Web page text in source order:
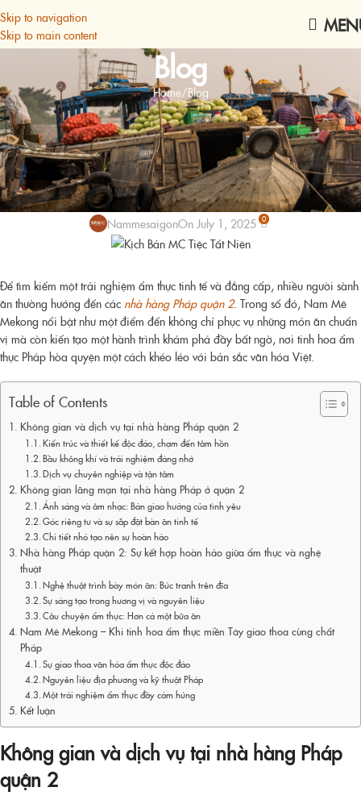
Skip to navigation
Skip to main content
Blog
Home Blog
BLOG,TIN TỨC CHUNG
Nhà hàng Pháp Quận 2 và hành
trình ẩm thực Mekong độc đáo tại
Nam Mê
NammesaigonOn July 1, 2025 0
Để tìm kiếm một trải nghiệm ẩm thực tinh tế và đẳng cấp, nhiều người sành
ăn thường hướng đến các nhà hàng Pháp quận 2. Trong số đó, Nam Mê
Mekong nổi bật như một điểm đến không chỉ phục vụ những món ăn chuẩn
vị mà còn kiến tạo một hành trình khám phá đầy bất ngờ, nơi tinh hoa ẩm
thực Pháp hòa quyện một cách khéo léo với bản sắc văn hóa Việt.
Table of Contents
Không gian và dịch vụ tại nhà hàng Pháp quận 2
Kiến trúc và thiết kế độc đáo, chạm đến tâm hồn
Bầu không khí và trải nghiệm đáng nhớ
Dịch vụ chuyên nghiệp và tận tâm
Không gian lãng mạn tại nhà hàng Pháp ở quận 2
Ánh sáng và âm nhạc: Bản giao hưởng của tình yêu
Góc riêng tư và sự sắp đặt bàn ăn tinh tế
Chi tiết nhỏ tạo nên sự hoàn hảo
Nhà hàng Pháp quận 2: Sự kết hợp hoàn hảo giữa ẩm thực và nghệ
thuật
Nghệ thuật trình bày món ăn: Bức tranh trên đĩa
Sự sáng tạo trong hương vị và nguyên liệu
Câu chuyện ẩm thực: Hơn cả một bữa ăn
Nam Mê Mekong – Khi tinh hoa ẩm thực miền Tây giao thoa cùng chất
Pháp
Sự giao thoa văn hóa ẩm thực độc đáo
Nguyên liệu địa phương và kỹ thuật Pháp
Một trải nghiệm ẩm thực đầy cảm hứng
Kết luận
Không gian và dịch vụ tại nhà hàng Pháp
quận 2